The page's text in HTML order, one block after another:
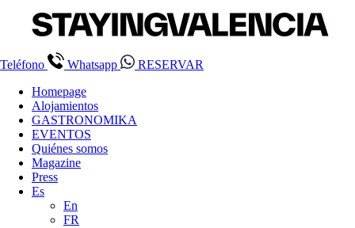
Teléfono Whatsapp
RESERVAR
Homepage
Alojamientos
GASTRONOMIKA
EVENTOS
Quiénes somos
Magazine
Press
Es
En
FR